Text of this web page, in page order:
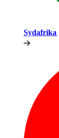
Sydafrika​​